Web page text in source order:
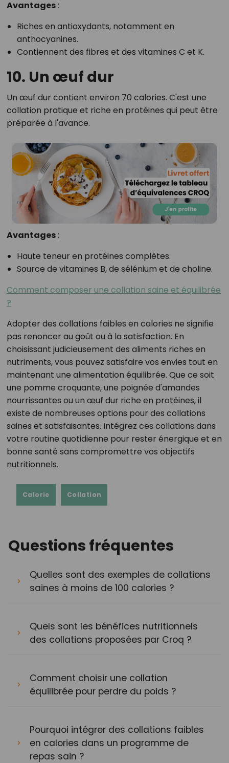
Avantages:
Riches en antioxydants, notamment en
anthocyanines.
Contiennent des fibres et des vitamines C et K.
10. Un œuf dur
Un œuf dur contient environ 70 calories. C'est une
collation pratique et riche en protéines qui peut être
préparée à l'avance.
Avantages:
Haute teneur en protéines complètes.
Source de vitamines B, de sélénium et de choline.
Comment composer une collation saine et équilibrée
?
Adopter des collations faibles en calories ne signifie
pas renoncer au goût ou à la satisfaction. En
choisissant judicieusement des aliments riches en
nutriments, vous pouvez satisfaire vos envies tout en
maintenant une alimentation équilibrée. Que ce soit
une pomme croquante, une poignée d'amandes
nourrissantes ou un œuf dur riche en protéines, il
existe de nombreuses options pour des collations
saines et satisfaisantes. Intégrez ces collations dans
votre routine quotidienne pour rester énergique et en
bonne santé sans compromettre vos objectifs
nutritionnels.
Calorie Collation
Questions fréquentes
Quelles sont des exemples de collations
saines à moins de 100 calories ?
Quels sont les bénéfices nutritionnels
des collations proposées par Croq ?
Comment choisir une collation
équilibrée pour perdre du poids ?
Pourquoi intégrer des collations faibles
en calories dans un programme de
repas sain ?